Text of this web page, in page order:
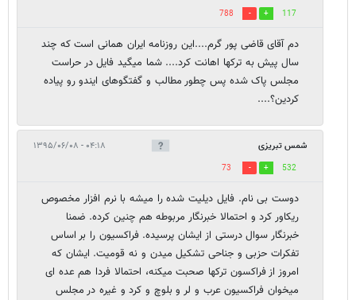
117
788
دم آقای قاضی پور گرم....این روزنامه ایران همانی است که چند
سال پیش به ترکها اهانت کرد.... شما میگید فایل در حراست
مجلس پاک شده پس چطور مطالب و گفتگوهای ایندو رو پیاده
کردین؟....
شمس تبریزی ۰۴:۱۸ - ۱۳۹۵/۰۶/۰۸
532
73
دوست بی نام. فایل دیلیت شده را میشه با نرم افزار مخصوص
ریکاور کرد و احتمالا خبرنگار مربوطه هم چنین کرده. ضمنا
خبرنگار سوال درستی از ایشان پرسیده. فراکسیون را بر اساس
تفکرات حزبی و جناحی تشکیل میدن و نه قومیت. ایشان که
امروز از فراکسون ترکها صحبت میکنه، احتمالا فردا هم عده ای
میخوان فراکسیون عرب و لر و بلوچ و کرد و غیره در مجلس